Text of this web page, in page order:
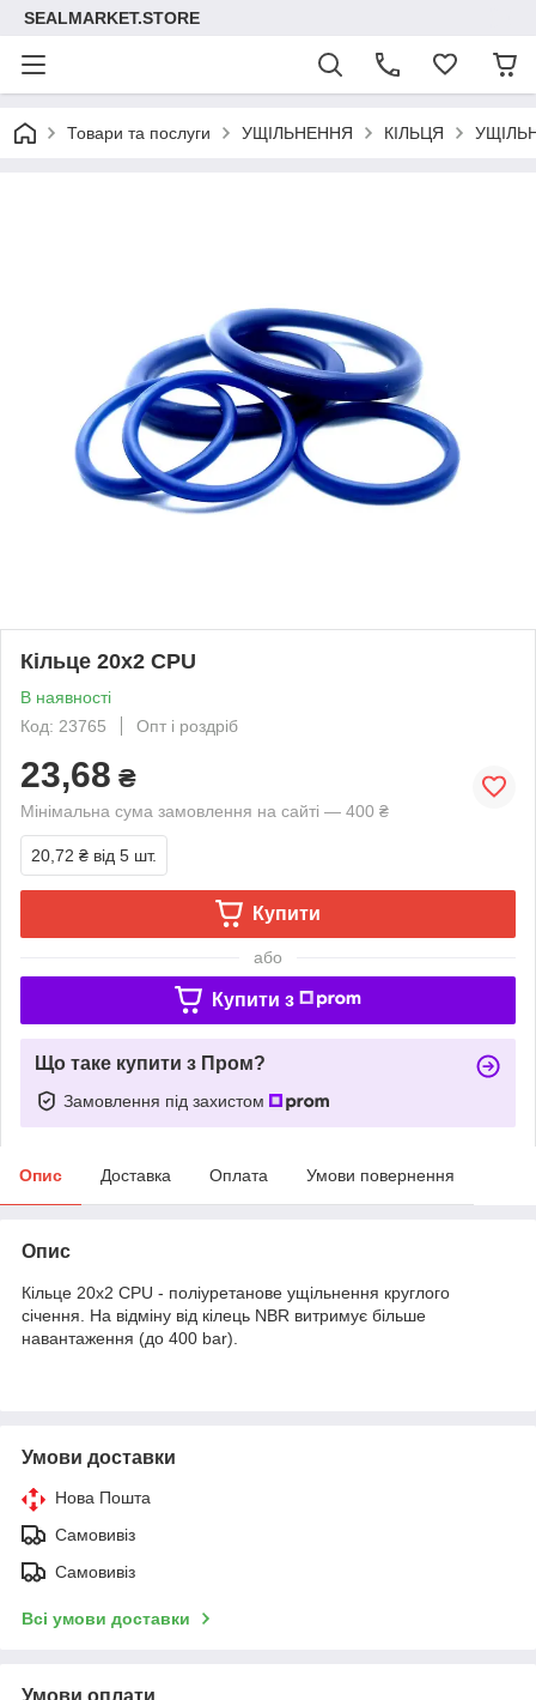
SEALMARKET.STORE
Товари та послуги УЩІЛЬНЕННЯ КІЛЬЦЯ
Кільце 20х2 CPU
В наявності
Код: 23765
Опт і роздріб
23,68 ₴
Мінімальна сума замовлення на сайті — 400 ₴
20,72 ₴ від 5 шт.
Купити
або
Купити з
Що таке купити з Пром?
Замовлення під захистом
Опис Доставка Оплата Умови повернення
Опис
Кільце 20х2 CPU - поліуретанове ущільнення круглого
січення. На відміну від кілець NBR витримує більше
навантаження (до 400 bar).
Умови доставки
Нова Пошта
Самовивіз
Самовивіз
Всі умови доставки
Умови оплати